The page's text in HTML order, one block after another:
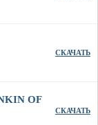
СКАЧАТЬ
OF
СКАЧАТЬ